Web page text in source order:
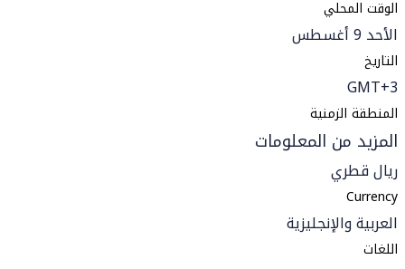
الوقت المحلي
الأحد 9 أغسطس
التاريخ
GMT+3
المنطقة الزمنية
المزيد من المعلومات
ريال قطري
Currency
العربية والإنجليزية
اللغات